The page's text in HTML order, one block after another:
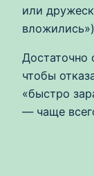
или
Достаточно
чтобы
«быстро
— чаще